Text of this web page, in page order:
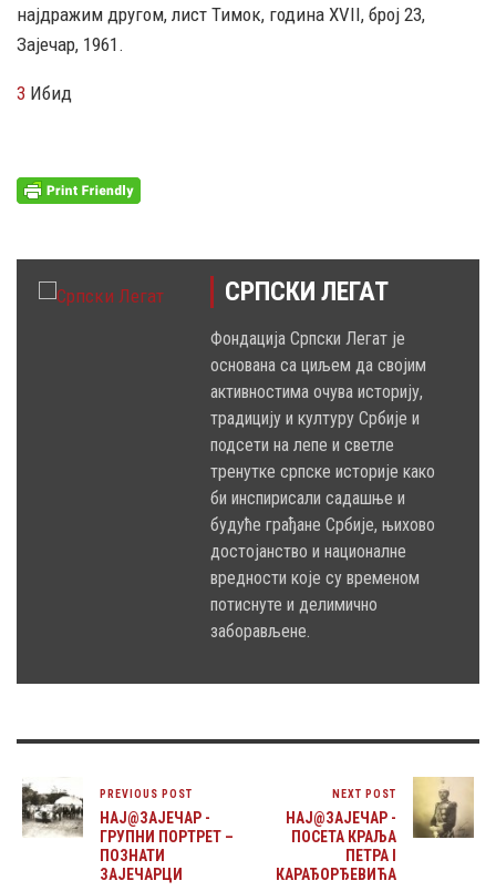
најдражим другом, лист Тимок, година XVII, број 23,
Зајечар, 1961.
3 Ибид
СРПСКИ ЛЕГАТ
Фондација Српски Легат је
основана са циљем да својим
активностима очува историју,
традицију и културу Србије и
подсети на лепе и светле
тренутке српске историје како
би инспирисали садашње и
будуће грађане Србије, њихово
достојанство и националне
вредности које су временом
потиснуте и делимично
заборављене.
PREVIOUS POST
НАЈ@ЗАЈЕЧАР -
ГРУПНИ ПОРТРЕТ –
ПОЗНАТИ
ЗАЈЕЧАРЦИ
NEXT POST
НАЈ@ЗАЈЕЧАР -
ПОСЕТА КРАЉА
ПЕТРА I
КАРАЂОРЂЕВИЋА